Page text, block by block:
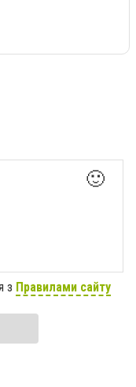
🙂
з Правилами сайту